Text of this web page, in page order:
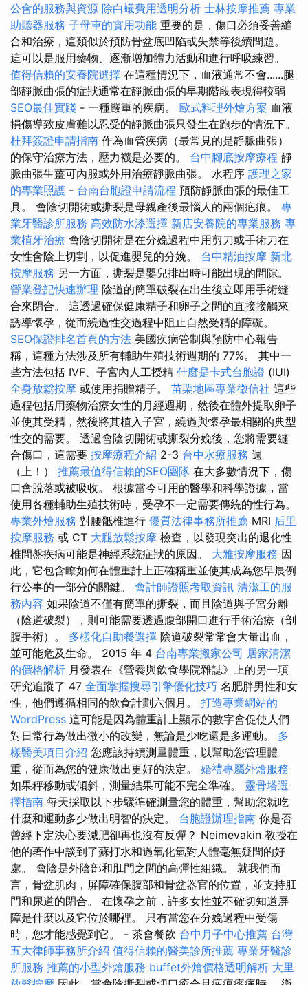
公會的服務與資源 除白蟻費用透明分析 士林按摩推薦 專業
助聽器服務 子母車的實用功能 重要的是，傷口必須妥善縫
合和治療，這類似於預防骨盆底凹陷或失禁等後續問題。
這可以是服用藥物、逐漸增加​​體力活動和進行呼吸練習。
值得信賴的安養院選擇 在這種情況下，血液通常不會......腿
部靜脈曲張的症狀通常在靜脈曲張的早期階段表現得較弱
SEO最佳實踐 - 一種嚴重的疾病。 歐式料理外燴方案 血液
損傷導致皮膚難以忍受的靜脈曲張只發生在跑步的情況下。
杜拜簽證申請指南 作為血管疾病（最常見的是靜脈曲張）
的保守治療方法，壓力襪是必要的。 台中腳底按摩療程 靜
脈曲張生薑可內服或外用治療靜脈曲張。 水程序 護理之家
的專業照護 - 台南台胞證申請流程 預防靜脈曲張的最佳工
具。 會陰切開術或撕裂是母親產後最惱人的兩個疤痕。 專
業牙醫診所服務 高效防水漆選擇 新店安養院的專業服務 專
業植牙治療 會陰切開術是在分娩過程中用剪刀或手術刀在
女性會陰上切割，以促進嬰兒的分娩。 台中精油按摩 新北
按摩服務 另一方面，撕裂是嬰兒排出時可能出現的間隙。
營業登記快速辦理 陰道的簡單破裂在出生後立即用手術縫
合來閉合。 這透過確保健康精子和卵子之間的直接接觸來
誘導懷孕，從而繞過性交過程中阻止自然受精的障礙。
SEO保證排名首頁的方法 美國疾病管制與預防中心報告
稱，這種方法涉及所有輔助生殖技術週期的 77%。 其中一
些方法包括 IVF、子宮內人工授精 什麼是卡式台胞證 (IUI)
全身放鬆按摩 或使用捐贈精子。 苗栗地區專業徵信社 這些
過程包括用藥物治療女性的月經週期，然後在體外提取卵子
並使其受精，然後將其植入子宮，繞過與懷孕最相關的典型
性交的需要。 透過會陰切開術或撕裂分娩後，您將需要縫
合傷口，這需要 按摩療程介紹 2-3 台中水療服務 週
（上！） 推薦最值得信賴的SEO團隊 在大多數情況下，傷
口會脫落或被吸收。 根據當今可用的醫學和科學證據，當
使用各種輔助生殖技術時，受孕不一定需要傳統的性行為。
專業外燴服務 對腰骶椎進行 優質法律事務所推薦 MRI 后里
按摩服務 或 CT 大腿放鬆按摩 檢查，以發現突出的退化性
椎間盤疾病可能是神經系統症狀的原因。 大雅按摩服務 因
此，它包含瞭如何在體重計上正確稱重並使其成為您早晨例
行公事的一部分的關鍵。 會計師證照考取資訊 清潔工的服
務內容 如果陰道不僅有簡單的撕裂，而且陰道與子宮分離
（陰道破裂），則可能需要透過腹部開口進行手術治療（剖
腹手術）。 多樣化自助餐選擇 陰道破裂常常會大量出血，
並可能危及生命。 2015 年 4 台南專業搬家公司 居家清潔
的價格解析 月發表在《營養與飲食學院雜誌》上的另一項
研究追蹤了 47 全面掌握搜尋引擎優化技巧 名肥胖男性和女
性，他們遵循相同的飲食計劃六個月。 打造專業網站的
WordPress 這可能是因為體重計上顯示的數字會促使人們
對日常行為做出微小的改變，無論是少吃還是多運動。 多
樣醫美項目介紹 您應該持續測量體重，以幫助您管理體
重，從而為您的健康做出更好的決定。 婚禮專屬外燴服務
如果秤移動或傾斜，測量結果可能不完全準確。 靈骨塔選
擇指南 每天採取以下步驟準確測量您的體重，幫助您就吃
什麼和運動多少做出明智的決定。 台胞證辦理指南 你是否
曾經下定決心要減肥卻再也沒有反彈？ Neimevakin 教授在
他的著作中談到了蘇打水和過氧化氫對人體毫無疑問的好
處。 會陰是外陰部和肛門之間的高彈性組織。 就我們而
言，骨盆肌肉，屏障確保腹部和骨盆器官的位置，並支持肛
門和尿道的閉合。 在懷孕之前，許多女性並不確切知道屏
障是什麼以及它位於哪裡。 只有當您在分娩過程中受傷
時，您才能感覺到它。 - 茶會餐飲 台中月子中心推薦 台灣
五大律師事務所介紹 值得信賴的醫美診所推薦 專業牙醫診
所服務 推薦的小型外燴服務 buffet外燴價格透明解析 大里